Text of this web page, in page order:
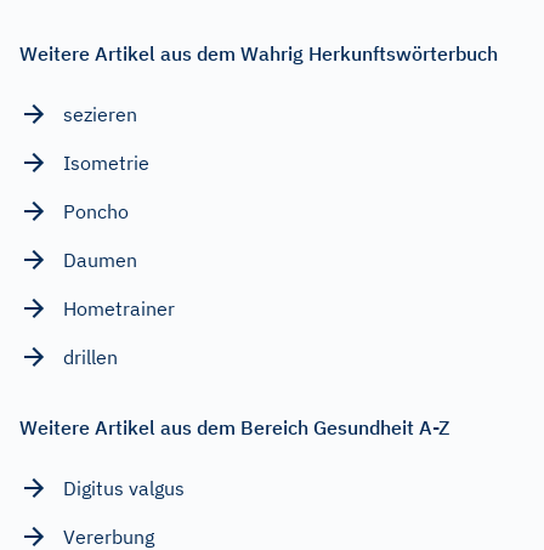
Weitere Artikel aus dem Wahrig Herkunftswörterbuch
sezieren
Isometrie
Poncho
Daumen
Hometrainer
drillen
Weitere Artikel aus dem Bereich Gesundheit A-Z
Digitus valgus
Vererbung